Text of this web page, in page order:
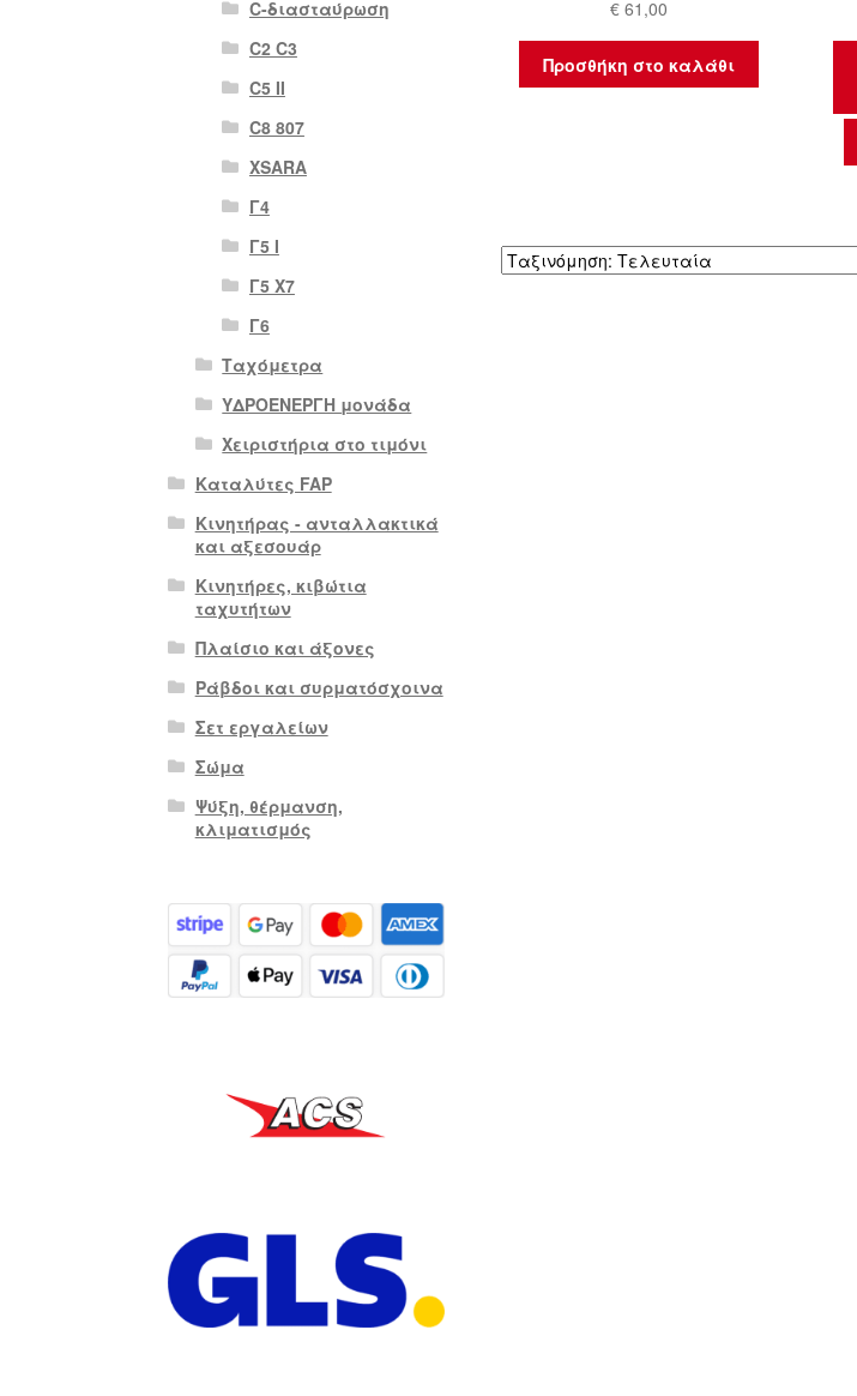
€ 61,00
Προσθήκη στο καλάθι
C-διασταύρωση
C2 C3
C5 II
C8 807
XSARA
Γ4
Γ5 Ι
Γ5 Χ7
Γ6
Ταχόμετρα
ΥΔΡΟΕΝΕΡΓΗ μονάδα
Χειριστήρια στο τιμόνι
Καταλύτες FAP
Κινητήρας - ανταλλακτικά
και αξεσουάρ
Κινητήρες, κιβώτια
ταχυτήτων
Πλαίσιο και άξονες
Ράβδοι και συρματόσχοινα
Σετ εργαλείων
Σώμα
Ψύξη, θέρμανση,
κλιματισμός